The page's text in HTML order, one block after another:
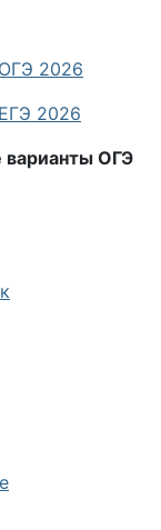
2026
2026
варианты ОГЭ